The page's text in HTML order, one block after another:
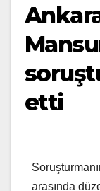
etti
arasında